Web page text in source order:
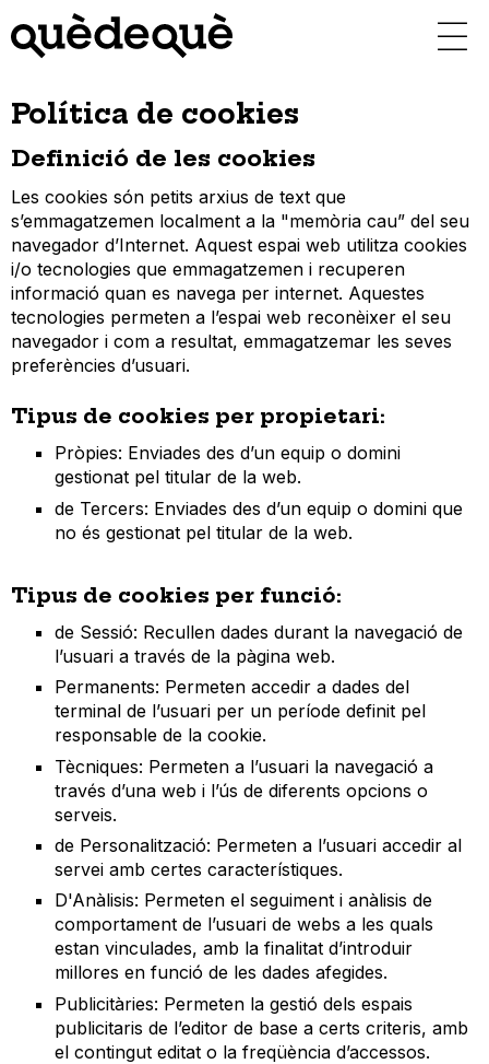
contingut
Política de cookies
Definició de les cookies
Les cookies són petits arxius de text que
s’emmagatzemen localment a la "memòria cau” del seu
navegador d’Internet. Aquest espai web utilitza cookies
i/o tecnologies que emmagatzemen i recuperen
informació quan es navega per internet. Aquestes
tecnologies permeten a l’espai web reconèixer el seu
navegador i com a resultat, emmagatzemar les seves
preferències d’usuari.
Tipus de cookies per propietari:
Pròpies: Enviades des d’un equip o domini
gestionat pel titular de la web.
de Tercers: Enviades des d’un equip o domini que
no és gestionat pel titular de la web.
Tipus de cookies per funció:
de Sessió: Recullen dades durant la navegació de
l’usuari a través de la pàgina web.
Permanents: Permeten accedir a dades del
terminal de l’usuari per un període definit pel
responsable de la cookie.
Tècniques: Permeten a l’usuari la navegació a
través d’una web i l’ús de diferents opcions o
serveis.
de Personalització: Permeten a l’usuari accedir al
servei amb certes característiques.
D'Anàlisis: Permeten el seguiment i anàlisis de
comportament de l’usuari de webs a les quals
estan vinculades, amb la finalitat d’introduir
millores en funció de les dades afegides.
Publicitàries: Permeten la gestió dels espais
publicitaris de l’editor de base a certs criteris, amb
el contingut editat o la freqüència d’accessos.